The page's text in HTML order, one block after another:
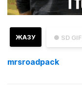
● SD GIF
ЖАЗУ
mrsroadpack